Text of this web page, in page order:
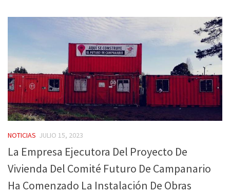
NOTICIAS JULIO 15, 2023
La Empresa Ejecutora Del Proyecto De
Vivienda Del Comité Futuro De Campanario
Ha Comenzado La Instalación De Obras